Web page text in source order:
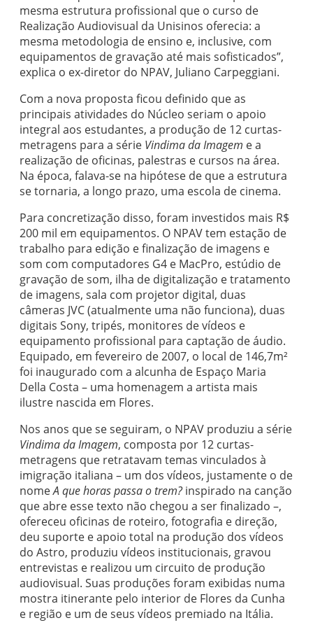
mesma estrutura profissional que o curso de
Realização Audiovisual da Unisinos oferecia: a
mesma metodologia de ensino e, inclusive, com
equipamentos de gravação até mais sofisticados”,
explica o ex-diretor do NPAV, Juliano Carpeggiani.
Com a nova proposta ficou definido que as
principais atividades do Núcleo seriam o apoio
integral aos estudantes, a produção de 12 curtas-
metragens para a série Vindima da Imagem e a
realização de oficinas, palestras e cursos na área.
Na época, falava-se na hipótese de que a estrutura
se tornaria, a longo prazo, uma escola de cinema.
Para concretização disso, foram investidos mais R$
200 mil em equipamentos. O NPAV tem estação de
trabalho para edição e finalização de imagens e
som com computadores G4 e MacPro, estúdio de
gravação de som, ilha de digitalização e tratamento
de imagens, sala com projetor digital, duas
câmeras JVC (atualmente uma não funciona), duas
digitais Sony, tripés, monitores de vídeos e
equipamento profissional para captação de áudio.
Equipado, em fevereiro de 2007, o local de 146,7m²
foi inaugurado com a alcunha de Espaço Maria
Della Costa – uma homenagem a artista mais
ilustre nascida em Flores.
Nos anos que se seguiram, o NPAV produziu a série
Vindima da Imagem, composta por 12 curtas-
metragens que retratavam temas vinculados à
imigração italiana – um dos vídeos, justamente o de
nomeA que horas passa o trem?inspirado na canção
que abre esse texto não chegou a ser finalizado –,
ofereceu oficinas de roteiro, fotografia e direção,
deu suporte e apoio total na produção dos vídeos
do Astro, produziu vídeos institucionais, gravou
entrevistas e realizou um circuito de produção
audiovisual. Suas produções foram exibidas numa
mostra itinerante pelo interior de Flores da Cunha
e região e um de seus vídeos premiado na Itália.